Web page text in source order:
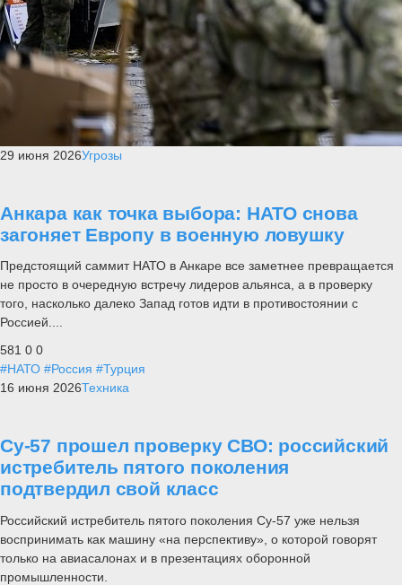
29 июня 2026Угрозы
Анкара как точка выбора: НАТО снова
загоняет Европу в военную ловушку
Предстоящий саммит НАТО в Анкаре все заметнее превращается
не просто в очередную встречу лидеров альянса, а в проверку
того, насколько далеко Запад готов идти в противостоянии с
Россией....
581 0 0
#НАТО #Россия #Турция
16 июня 2026Техника
Су-57 прошел проверку СВО: российский
истребитель пятого поколения
подтвердил свой класс
Российский истребитель пятого поколения Су-57 уже нельзя
воспринимать как машину «на перспективу», о которой говорят
только на авиасалонах и в презентациях оборонной
промышленности.